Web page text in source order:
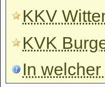
KKV
KVK
In